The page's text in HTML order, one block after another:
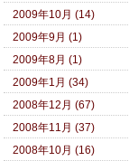
2009年10月 (14)
2009年9月 (1)
2009年8月 (1)
2009年1月 (34)
2008年12月 (67)
2008年11月 (37)
2008年10月 (16)